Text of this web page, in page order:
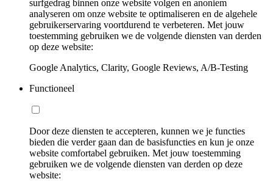
surfgedrag binnen onze website volgen en anoniem
analyseren om onze website te optimaliseren en de algehele
gebruikerservaring voortdurend te verbeteren. Met jouw
toestemming gebruiken we de volgende diensten van derden
op deze website:
Google Analytics, Clarity, Google Reviews, A/B-Testing
Functioneel
Door deze diensten te accepteren, kunnen we je functies
bieden die verder gaan dan de basisfuncties en kun je onze
website comfortabel gebruiken. Met jouw toestemming
gebruiken we de volgende diensten van derden op deze
website: